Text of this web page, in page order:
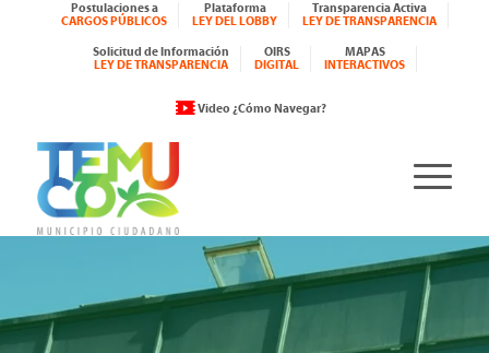
Postulaciones a
CARGOS PÚBLICOS
Plataforma
LEY DEL LOBBY
Transparencia Activa
LEY DE TRANSPARENCIA
Solicitud de Información
LEY DE TRANSPARENCIA
OIRS
DIGITAL
MAPAS
INTERACTIVOS
Video ¿Cómo Navegar?